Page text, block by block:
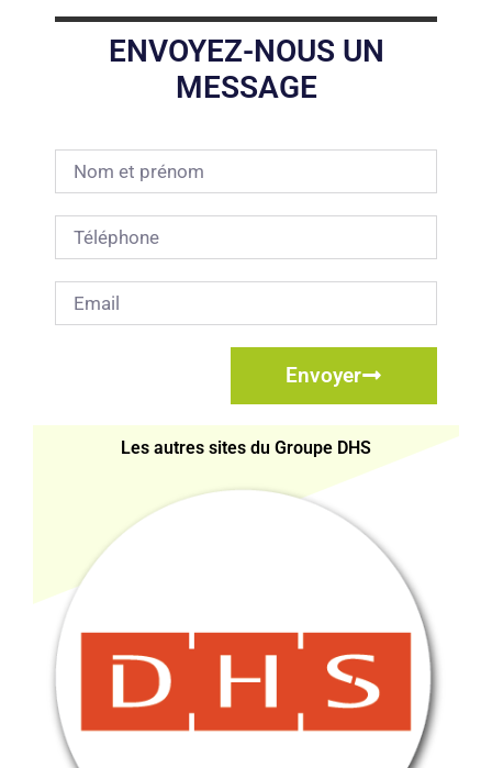
ENVOYEZ-NOUS UN
MESSAGE
Envoyer
Les autres sites du Groupe DHS